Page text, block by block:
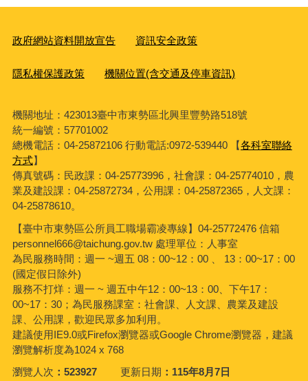
政府網站資料開放宣告 資訊安全政策
隱私權保護政策 機關位置(含交通及停車資訊)
機關地址：423013臺中市東勢區北興里豐勢路518號
統一編號：57701002
總機電話：04-25872106 行動電話:0972-539440 【各科室聯絡
方式】
傳真號碼：民政課：04-25773996，社會課：04-25774010，農
業及建設課：04-25872734，公用課：04-25872365，人文課：
04-25878610。
【臺中市東勢區公所員工職場霸凌專線】04-25772476 信箱
personnel666@taichung.gov.tw 處理單位：人事室
為民服務時間：週一 ~週五 08：00~12：00 、 13：00~17：00
(國定假日除外)
服務不打烊：週一 ~ 週五中午12：00~13：00、下午17：
00~17：30；為民服務課室：社會課、人文課、農業及建設
課、公用課，歡迎民眾多加利用。
建議使用IE9.0或Firefox瀏覽器或Google Chrome瀏覽器，建議
瀏覽解析度為1024 x 768
瀏覽人次
523927 更新日期 115年8月7日